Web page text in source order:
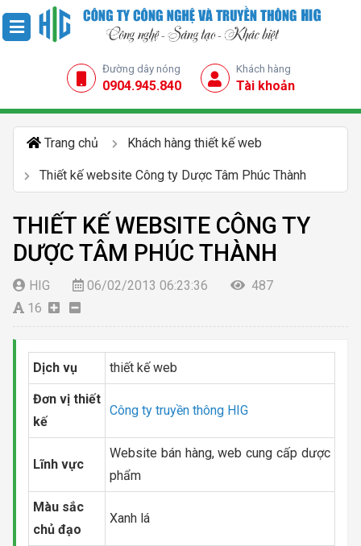
Đường dây nóng
0904.945.840
Khách hàng
Tài khoản
Trang chủ Khách hàng thiết kế web
Thiết kế website Công ty Dược Tâm Phúc Thành
THIẾT KẾ WEBSITE CÔNG TY
DƯỢC TÂM PHÚC THÀNH
HIG 06/02/2013 06:23:36
487
16
Dịch vụ thiết kế web
Đơn vị thiết
kế
Công ty truyền thông HIG
Lĩnh vực
Website bán hàng, web cung cấp dược
phẩm
Màu sắc
chủ đạo
Xanh lá